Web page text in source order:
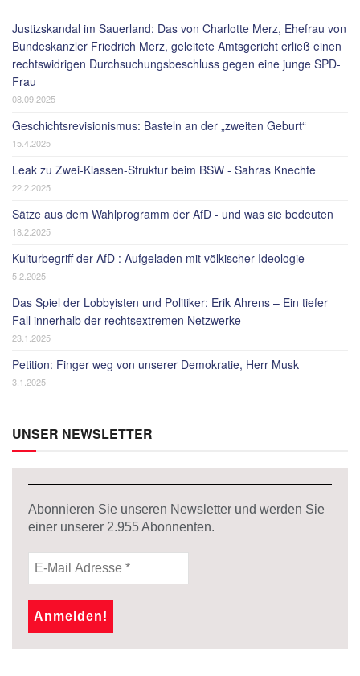
Justizskandal im Sauerland: Das von Charlotte Merz, Ehefrau von
Bundeskanzler Friedrich Merz, geleitete Amtsgericht erließ einen
rechtswidrigen Durchsuchungsbeschluss gegen eine junge SPD-
Frau
08.09.2025
Geschichtsrevisionismus: Basteln an der „zweiten Geburt“
15.4.2025
Leak zu Zwei-Klassen-Struktur beim BSW - Sahras Knechte
22.2.2025
Sätze aus dem Wahlprogramm der AfD - und was sie bedeuten
18.2.2025
Kulturbegriff der AfD : Aufgeladen mit völkischer Ideologie
5.2.2025
Das Spiel der Lobbyisten und Politiker: Erik Ahrens – Ein tiefer
Fall innerhalb der rechtsextremen Netzwerke
23.1.2025
Petition: Finger weg von unserer Demokratie, Herr Musk
3.1.2025
UNSER NEWSLETTER
Abonnieren Sie unseren Newsletter und werden Sie
einer unserer 2.955Abonnenten.